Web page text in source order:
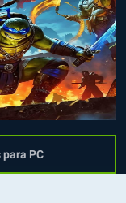
PC